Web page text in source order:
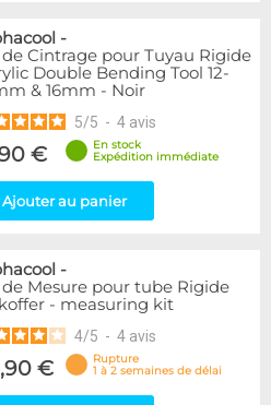
-
Cintrage pour Tuyau Rigide
Double Bending Tool 12-
& 16mm - Noir
5/5 - 4 avis
€
En stock
Expédition immédiate
Ajouter au panier
-
Mesure pour tube Rigide
- measuring kit
4/5 - 4 avis
€
Rupture
1 à 2 semaines de délai